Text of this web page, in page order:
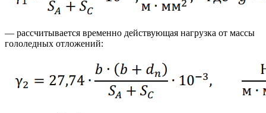
— рассчитывается временно действующая нагрузка от массы
гололедных отложений: